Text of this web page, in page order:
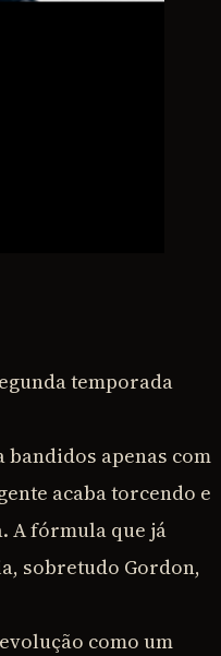
temporada
apenas com
acaba torcendo e
A fórmula que já
sobretudo Gordon,
como um